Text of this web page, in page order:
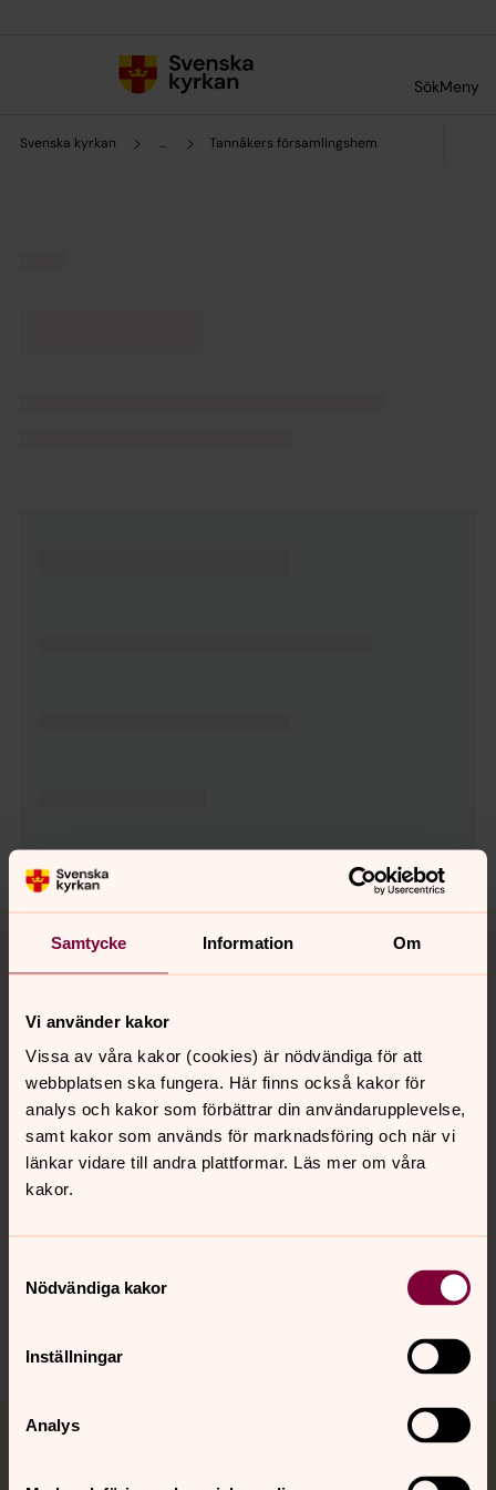
Samtycke Information Om
Vi använder kakor
Vissa av våra kakor (cookies) är nödvändiga för att
webbplatsen ska fungera. Här finns också kakor för
analys och kakor som förbättrar din användarupplevelse,
samt kakor som används för marknadsföring och när vi
länkar vidare till andra plattformar. Läs mer om våra
kakor.
Nödvändiga kakor
Inställningar
Analys
SökMeny
Svenska kyrkan ... Tannåkers församlingshem
Tillbaka till toppen
Tillbaka till innehållet
Kontakt
Kalender
Hitta snabbt
Sociala kanaler